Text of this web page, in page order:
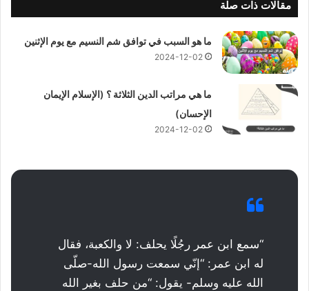
مقالات ذات صلة
ما هو السبب في توافق شم النسيم مع يوم الإثنين
2024-12-02
ما هي مراتب الدين الثلاثة ؟ (الإسلام الإيمان
الإحسان)
2024-12-02
“سمع ابن عمر رجُلًا يحلف: لا والكعبة، فقال
له ابن عمر: “إنّي سمعت رسول الله-صلّى
الله عليه وسلم- يقول: “من حلف بغير الله